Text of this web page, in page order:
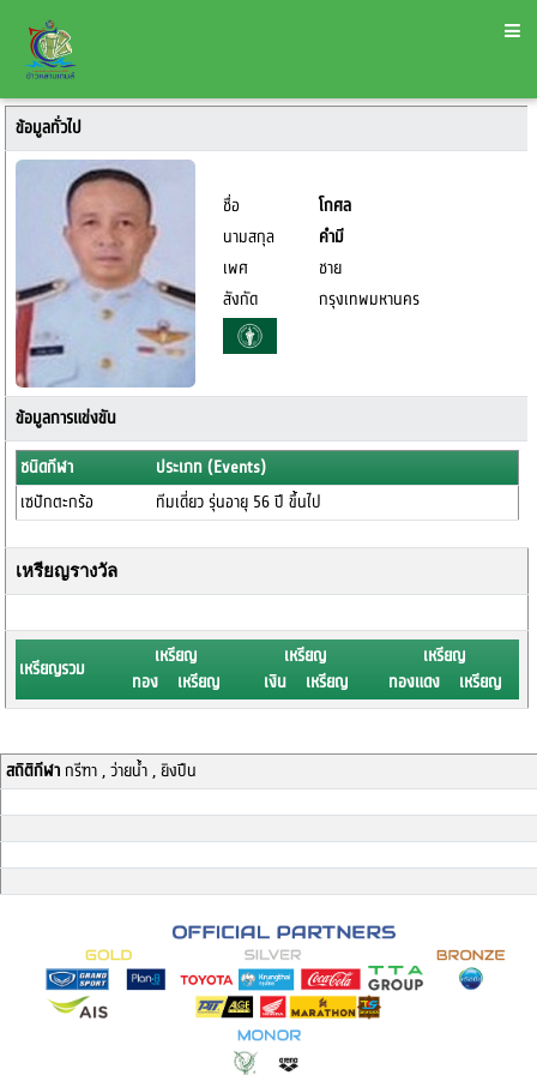
ข้อมูลทั่วไป
ชื่อ
โกศล
นามสกุล
คำมี
เพศ
ชาย
สังกัด
กรุงเทพมหานคร
ข้อมูลการแข่งขัน
ชนิดกีฬา
ประเภท (Events)
เซปักตะกร้อ
ทีมเดี่ยว รุ่นอายุ 56 ปี ขึ้นไป
เหรียญรางวัล
เหรียญรวม
เหรียญ
ทอง เหรียญ
เหรียญ
เงิน เหรียญ
เหรียญ
ทองแดง เหรียญ
สถิติกีฬากรีฑา , ว่ายน้ำ , ยิงปืน